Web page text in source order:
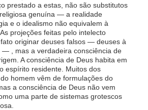
prestado a estas, não são substitutos
genuína — a realidade
e o idealismo não equivalem à
projeções feitas pelo intelecto
originar deuses falsos — deuses à
— , mas a verdadeira consciência de
A consciência de Deus habita em
espírito residente. Muitos dos
homem vêm de formulações do
a consciência de Deus não vem
uma parte de sistemas grotescos